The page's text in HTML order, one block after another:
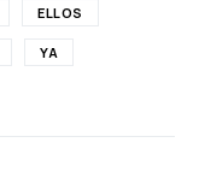
ELLOS
YA